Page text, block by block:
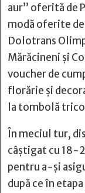
aur” oferită de
modă oferite
Dolotrans
Mărăcineni și
voucher de
florărie și
la tombolă
În meciul tur,
câștigat cu 18-
pentru a-și
după ce în